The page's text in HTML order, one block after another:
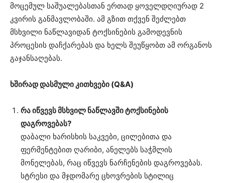
მოცემულ საშუალებასთან ერთად ყოველდღიურად 2
კვირის განმავლობაში. ამ გზით თქვენ შეძლებთ
მსხვილი ნაწლავიდან ტოქსინების გამოდევნის
პროცესის დაჩქარებას და ხელს შეუწყობთ ამ ორგანოს
გაჯანსაღებას.
ხშირად დასმული კითხვები (Q&A)
რა იწვევს მსხვილ ნაწლავში ტოქსინების
დაგროვებას?
დაბალი ხარისხის საკვები, ცილებითა და
ფერმენტებით ღარიბი, ანელებს საჭმლის
მონელებას, რაც იწვევს ნარჩენების დაგროვებას.
სტრესი და მჯდომარე ცხოვრების სტილიც